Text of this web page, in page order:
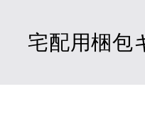
宅配用梱包